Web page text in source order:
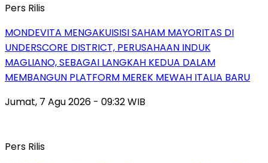
Pers Rilis
MONDEVITA MENGAKUISISI SAHAM MAYORITAS DI
UNDERSCORE DISTRICT, PERUSAHAAN INDUK
MAGLIANO, SEBAGAI LANGKAH KEDUA DALAM
MEMBANGUN PLATFORM MEREK MEWAH ITALIA BARU
Jumat, 7 Agu 2026 - 09:32 WIB
Pers Rilis